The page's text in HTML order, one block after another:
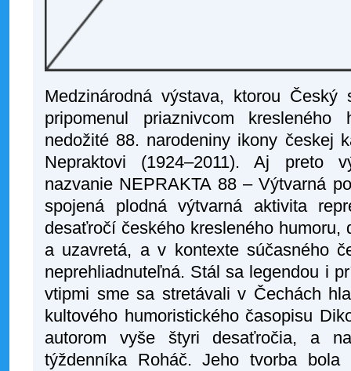
Medzinárodná výstava, ktorou
pripomenul priaznivcom
nedožité 88. narodeniny ikony českej
Nepraktovi (1924–2011). Aj preto
nazvanie NEPRAKTA 88 – Výtvarná
spojená plodná výtvarná aktivita
desaťročí českého kresleného humoru,
a uzavretá, a v kontexte súčasného
neprehliadnuteľná. Stál sa legendou i
vtipmi sme sa stretávali v Čechách
kultového humoristického časopisu
autorom vyše štyri desaťročia, a
týždenníka Roháč. Jeho tvorba bola